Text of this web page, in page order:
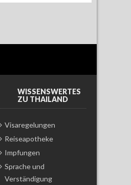
WISSENSWERTES
ZU THAILAND
Visaregelungen
Reiseapotheke
Impfungen
Sprache und
Verständigung